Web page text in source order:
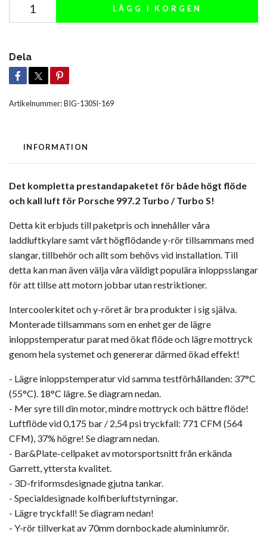
LÄGG I KORGEN
Dela
Artikelnummer:BIG-130SI-169
INFORMATION
Det kompletta prestandapaketet för både högt flöde
och kall luft för Porsche 997.2 Turbo / Turbo S!
Detta kit erbjuds till paketpris och innehåller våra
laddluftkylare samt vårt högflödande y-rör tillsammans med
slangar, tillbehör och allt som behövs vid installation. Till
detta kan man även välja våra väldigt populära inloppsslangar
för att tillse att motorn jobbar utan restriktioner.
Intercoolerkitet och y-röret är bra produkter i sig själva.
Monterade tillsammans som en enhet ger de lägre
inloppstemperatur parat med ökat flöde och lägre mottryck
genom hela systemet och genererar därmed ökad effekt!
- Lägre inloppstemperatur vid samma testförhållanden: 37°C
(55°C). 18°C lägre. Se diagram nedan.
- Mer syre till din motor, mindre mottryck och bättre flöde!
Luftflöde vid 0,175 bar / 2,54 psi tryckfall: 771 CFM (564
CFM), 37% högre! Se diagram nedan.
- Bar&Plate-cellpaket av motorsportsnitt från erkända
Garrett, yttersta kvalitet.
- 3D-friformsdesignade gjutna tankar.
- Specialdesignade kolfiberluftstyrningar.
- Lägre tryckfall! Se diagram nedan!
- Y-rör tillverkat av 70mm dornbockade aluminiumrör.